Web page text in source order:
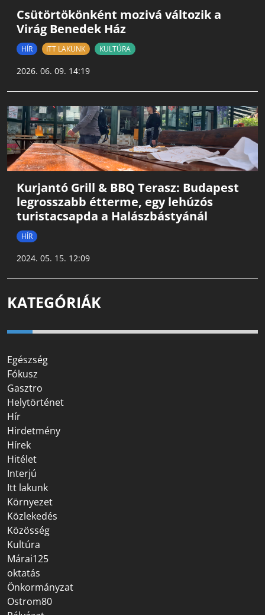
Csütörtökönként mozivá változik a
Virág Benedek Ház
HÍR ITT LAKUNK KULTÚRA
2026. 06. 09. 14:19
Kurjantó Grill & BBQ Terasz: Budapest
legrosszabb étterme, egy lehúzós
turistacsapda a Halászbástyánál
HÍR
2024. 05. 15. 12:09
KATEGÓRIÁK
Egészség
Fókusz
Gasztro
Helytörténet
Hír
Hirdetmény
Hírek
Hitélet
Interjú
Itt lakunk
Környezet
Közlekedés
Közösség
Kultúra
Márai125
oktatás
Önkormányzat
Ostrom80